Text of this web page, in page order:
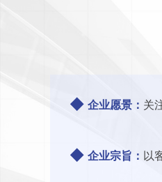
◆ 企业愿景： 关
◆ 企业宗旨： 以